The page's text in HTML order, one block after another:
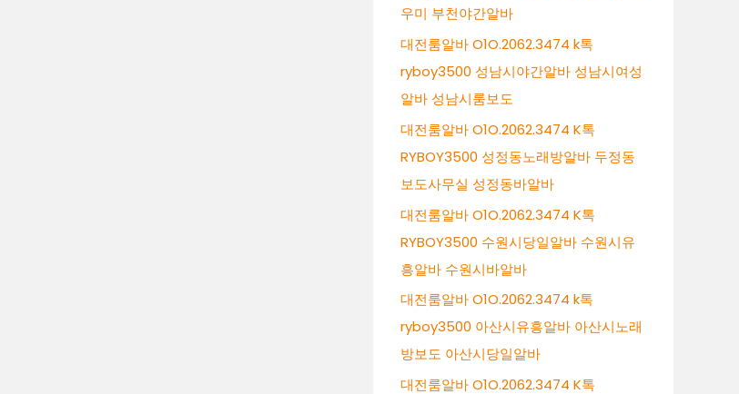
우미 부천야간알바
대전룸알바 O1O.2062.3474 k톡
ryboy3500 성남시야간알바 성남시여성
알바 성남시룸보도
대전룸알바 O1O.2062.3474 K톡
RYBOY3500 성정동노래방알바 두정동
보도사무실 성정동바알바
대전룸알바 O1O.2062.3474 K톡
RYBOY3500 수원시당일알바 수원시유
흥알바 수원시바알바
대전룸알바 O1O.2062.3474 k톡
ryboy3500 아산시유흥알바 아산시노래
방보도 아산시당일알바
대전룸알바 O1O.2062.3474 K톡